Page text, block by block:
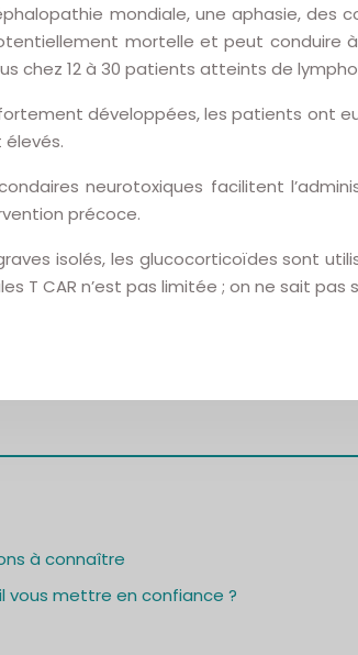
mondiale, une aphasie,
mortelle et peut
chez 12 à 30 patients atteints de
fortement développées, les patients
élevés.
neurotoxiques facilitent
précoce.
isolés, les glucocorticoïdes sont
CAR n’est pas limitée ; on ne sait pas
à connaître
vous mettre en confiance ?